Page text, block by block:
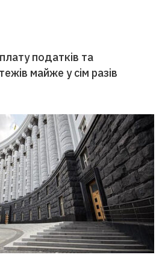
податків та
майже у сім разів